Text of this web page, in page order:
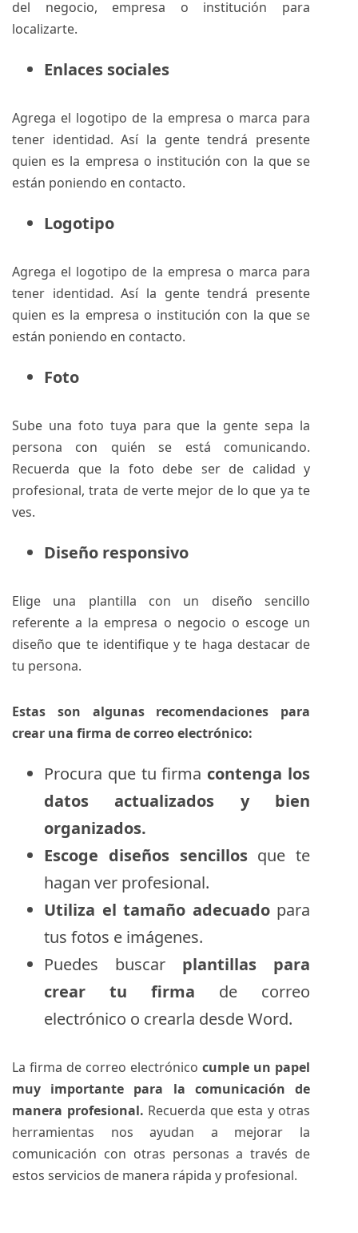
del negocio, empresa o institución para
localizarte.
Enlaces sociales
Agrega el logotipo de la empresa o marca para
tener identidad. Así la gente tendrá presente
quien es la empresa o institución con la que se
están poniendo en contacto.
Logotipo
Agrega el logotipo de la empresa o marca para
tener identidad. Así la gente tendrá presente
quien es la empresa o institución con la que se
están poniendo en contacto.
Foto
Sube una foto tuya para que la gente sepa la
persona con quién se está comunicando.
Recuerda que la foto debe ser de calidad y
profesional, trata de verte mejor de lo que ya te
ves.
Diseño responsivo
Elige una plantilla con un diseño sencillo
referente a la empresa o negocio o escoge un
diseño que te identifique y te haga destacar de
tu persona.
Estas son algunas recomendaciones para
crear una firma de correo electrónico:
Procura que tu firma contenga los
datos actualizados y bien
organizados.
Escoge diseños sencillosque te
hagan ver profesional.
Utiliza el tamaño adecuadopara
tus fotos e imágenes.
Puedes buscar plantillas para
crear tu firma de correo
electrónico o crearla desde Word.
La firma de correo electrónico cumple un papel
muy importante para la comunicación de
manera profesional. Recuerda que esta y otras
herramientas nos ayudan a mejorar la
comunicación con otras personas a través de
estos servicios de manera rápida y profesional.